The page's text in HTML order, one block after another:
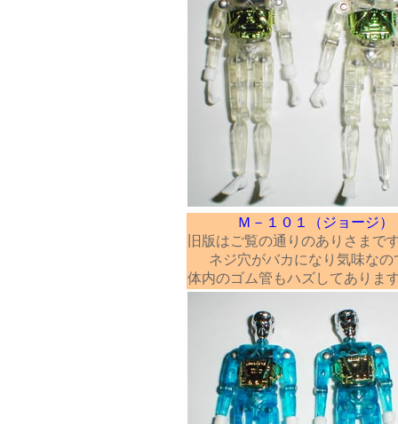
Ｍ－１０１（ジョージ）
旧版はご覧の通りのありさまで
ネジ穴がバカになり気味なの
体内のゴム管もハズしてありま